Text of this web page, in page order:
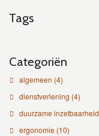
Tags
Categoriën
algemeen (4)
dienstverlening (4)
duurzame inzetbaarheid
ergonomie (10)